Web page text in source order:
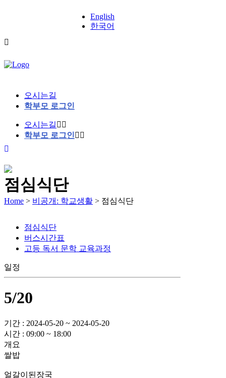
English
한국어
오시는길
학부모 로그인
오시는길
학부모 로그인
점심식단
Home > 비공개: 학교생활 > 점심식단
점심식단
버스시간표
고등 독서 문학 교육과정
일정
5/20
기간 : 2024-05-20 ~ 2024-05-20
시간 : 09:00 ~ 18:00
개요
쌀밥
얼갈이된장국